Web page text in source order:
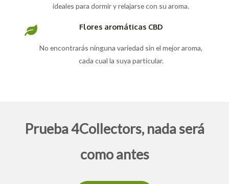
ideales para dormir y relajarse con su aroma.
Flores aromáticas CBD
No encontrarás ninguna variedad sin el mejor aroma,
cada cual la suya particular.
Prueba 4Collectors, nada será
como antes